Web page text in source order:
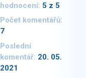
hodnocení: 5 z 5
Počet komentářů:
7
Poslední
komentář: 20. 05.
2021